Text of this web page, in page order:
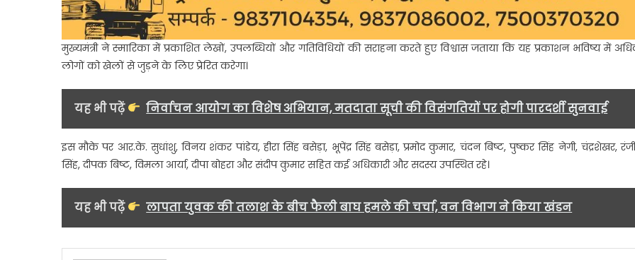
मुख्यमंत्री ने स्मारिका में प्रकाशित लेखों, उपलब्धियों और गतिविधियों की सराहना करते हुए विश्वास जताया कि यह प्रकाशन भविष्य में
लोगों को खेलों से जुड़ने के लिए प्रेरित करेगा।
यह भी पढ़ें निर्वाचन आयोग का विशेष अभियान, मतदाता सूची की विसंगतियों पर होगी पारदर्शी सुनवाई
इस मौके पर आर.के. सुधांशु, विनय शंकर पांडेय, हीरा सिंह बसेड़ा, भूपेंद्र सिंह बसेड़ा, प्रमोद कुमार, चंदन बिष्ट, पुष्कर सिंह नेगी, चंद्रशेखर,
सिंह, दीपक बिष्ट, विमला आर्या, दीपा बोहरा और संदीप कुमार सहित कई अधिकारी और सदस्य उपस्थित रहे।
यह भी पढ़ें लापता युवक की तलाश के बीच फैली बाघ हमले की चर्चा, वन विभाग ने किया खंडन